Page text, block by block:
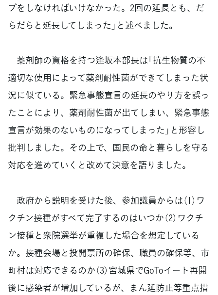
プをしなければいけなかった。2回の延長とも、だ
らだらと延長してしまった」と述べました。
薬剤師の資格を持つ逢坂本部長は「抗生物質の不
適切な使用によって薬剤耐性菌ができてしまった状
況に似ている。緊急事態宣言の延長のやり方を誤っ
たことにより、薬剤耐性菌が出てしまい、緊急事態
宣言が効果のないものになってしまった」と形容し
批判しました。その上で、国民の命と暮らしを守る
対応を進めていくと改めて決意を語りました。
政府から説明を受けた後、参加議員からは（1）ワ
クチン接種がすべて完了するのはいつか（2）ワクチ
ン接種と衆院選挙が重複した場合を想定している
か。接種会場と投開票所の確保、職員の確保等、市
町村は対応できるのか（3）宮城県でGoToイート再開
後に感染者が増加しているが、まん延防止等重点措